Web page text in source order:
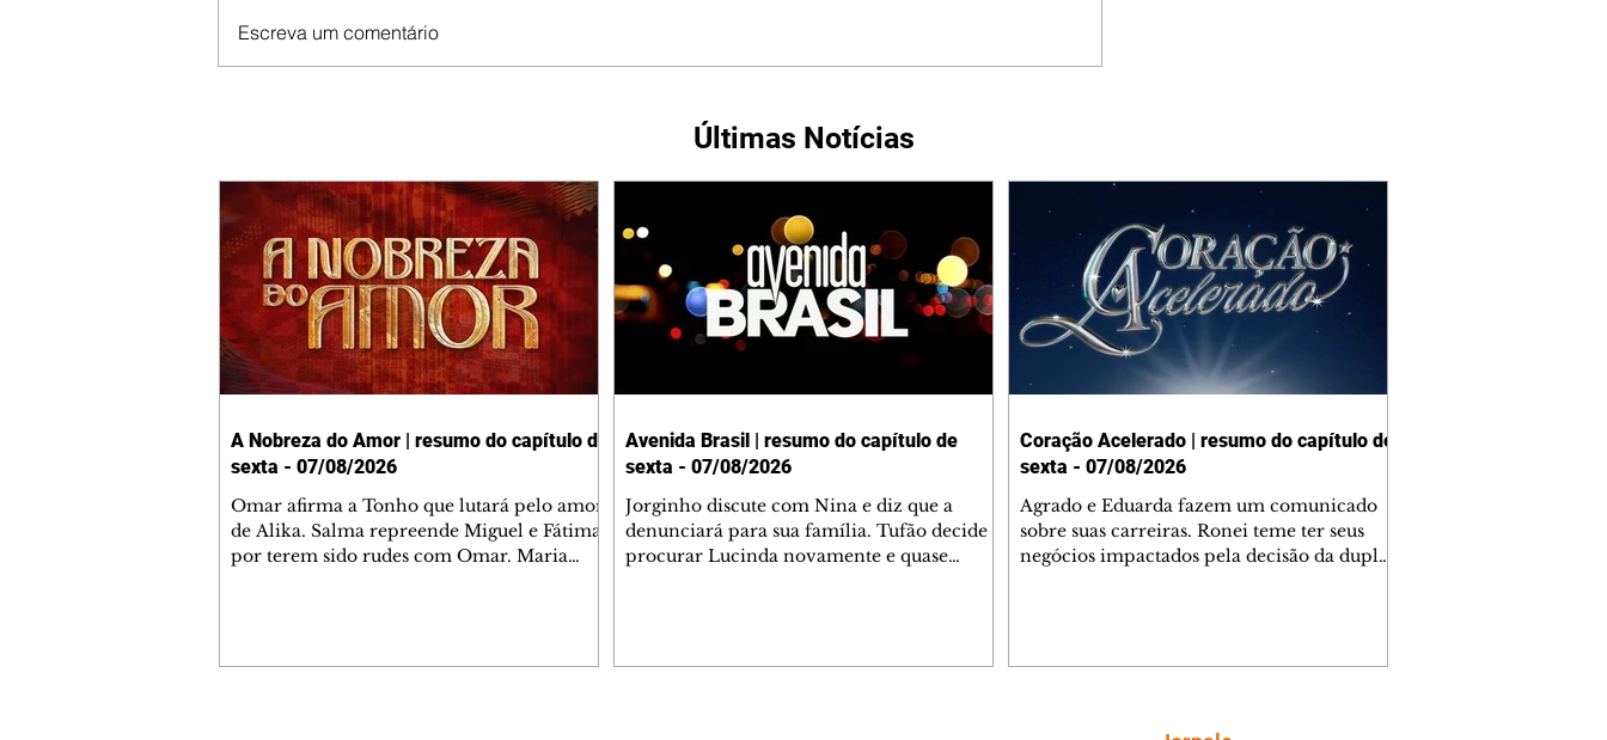
Escreva um comentário
Últimas Notícias
A Nobreza do Amor | resumo do capítulo de
sexta - 07/08/2026
Omar afirma a Tonho que lutará pelo amor
de Alika. Salma repreende Miguel e Fátima
por terem sido rudes com Omar. Maria
Avenida Brasil | resumo do capítulo de
sexta - 07/08/2026
Jorginho discute com Nina e diz que a
denunciará para sua família. Tufão decide
procurar Lucinda novamente e quase
Coração Acelerado | resumo do capítulo de
sexta - 07/08/2026
Agrado e Eduarda fazem um comunicado
sobre suas carreiras. Ronei teme ter seus
negócios impactados pela decisão da dupla.
que se mudará de país, e Eduarda se